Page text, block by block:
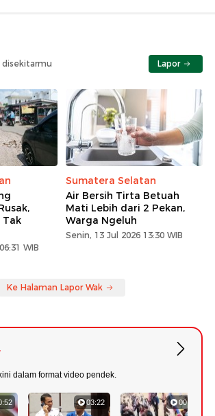
disekitarmu Lapor
Tak
WIB
Sumatera Selatan
Air Bersih Tirta Betuah
Mati Lebih dari 2 Pekan,
Warga Ngeluh
Senin, 13 Jul 2026 13:30 WIB
Ke Halaman Lapor Wak
dalam format video pendek.
03:22 00:42